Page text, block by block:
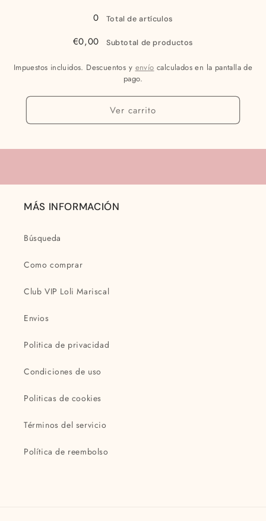
0
Total de artículos
€0,00 Subtotal de productos
Impuestos incluidos. Descuentos y envío calculados en la pantalla de
pago.
Ver carrito
MÁS INFORMACIÓN
Búsqueda
Como comprar
Club VIP Loli Mariscal
Envios
Politica de privacidad
Condiciones de uso
Politicas de cookies
Términos del servicio
Política de reembolso